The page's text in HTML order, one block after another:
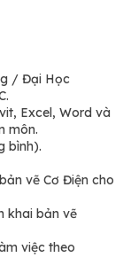
/ Đại Học
Excel, Word và
môn.
bình).
vẽ Cơ Điện cho
khai bản vẽ
việc theo